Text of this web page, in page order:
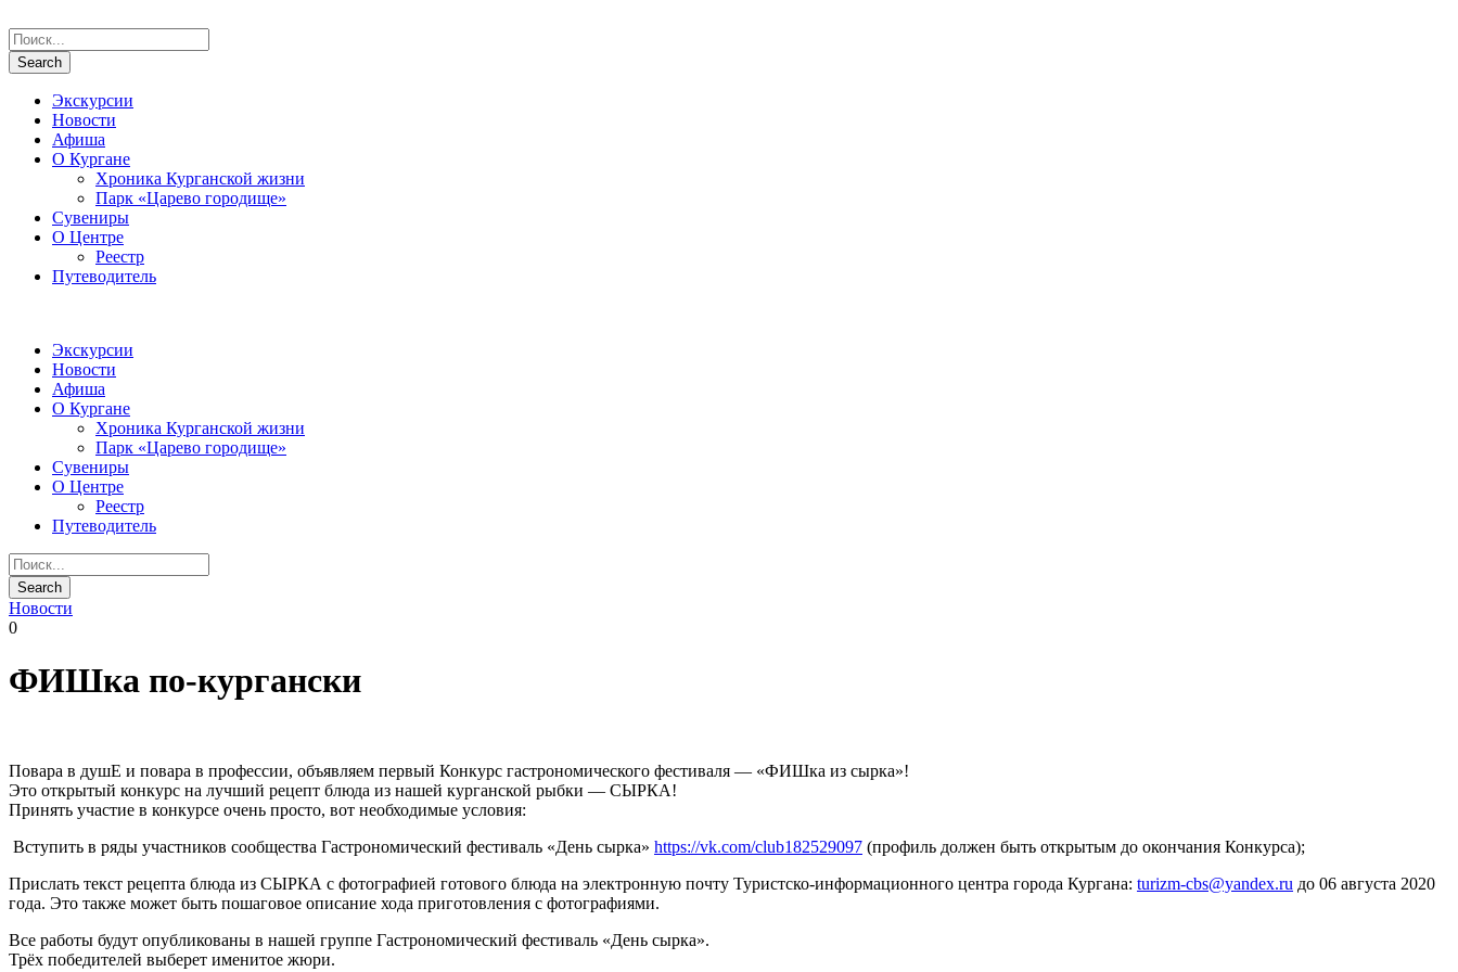
Экскурсии
Новости
Афиша
О Кургане
Хроника Курганской жизни
Парк «Царево городище»
Сувениры
О Центре
Реестр
Путеводитель
Экскурсии
Новости
Афиша
О Кургане
Хроника Курганской жизни
Парк «Царево городище»
Сувениры
О Центре
Реестр
Путеводитель
Новости
0
ФИШка по-кургански
Повара в душЕ и повара в профессии, объявляем первый Конкурс гастрономического фестиваля — «ФИШка из сырка»!
Это открытый конкурс на лучший рецепт блюда из нашей курганской рыбки — СЫРКА!
Принять участие в конкурсе очень просто, вот необходимые условия:
Вступить в ряды участников сообщества Гастрономический фестиваль «День сырка» https://vk.com/club182529097 (профиль должен быть открытым до окончания Конкурса);
Прислать текст рецепта блюда из СЫРКА с фотографией готового блюда на электронную почту Туристско-информационного центра города Кургана: turizm-cbs@yandex.ru до 06 августа 2020
года. Это также может быть пошаговое описание хода приготовления с фотографиями.
Все работы будут опубликованы в нашей группе Гастрономический фестиваль «День сырка».
Трёх победителей выберет именитое жюри.